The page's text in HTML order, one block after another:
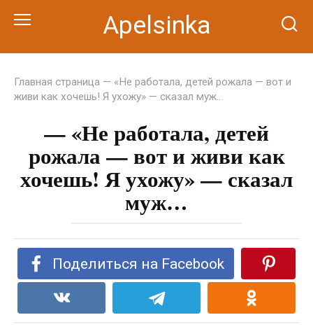
Apelsinka
Главная страница — «Не работала, детей рожала — вот и
живи как хочешь! Я ухожу» — сказал муж…
— «Не работала, детей
рожала — вот и живи как
хочешь! Я ухожу» — сказал
муж…
Поделиться на Facebook